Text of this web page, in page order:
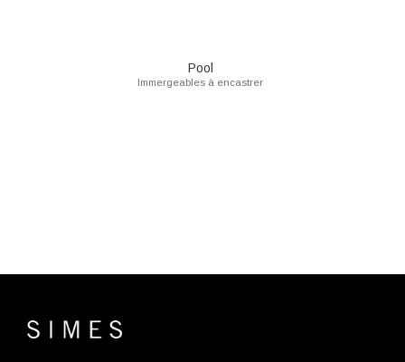
Pool
Immergeables à encastrer